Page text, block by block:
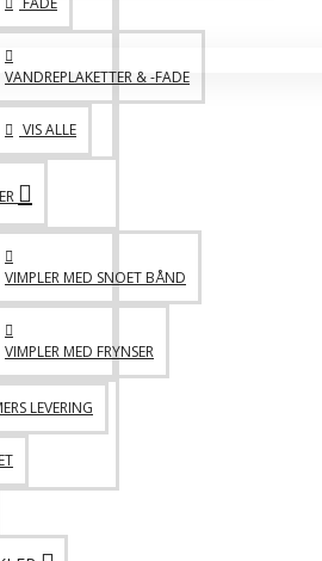
VANDREPLAKETTER & -FADE
VIS ALLE
VIMPLER MED SNOET BÅND
VIMPLER MED FRYNSER
LEVERING